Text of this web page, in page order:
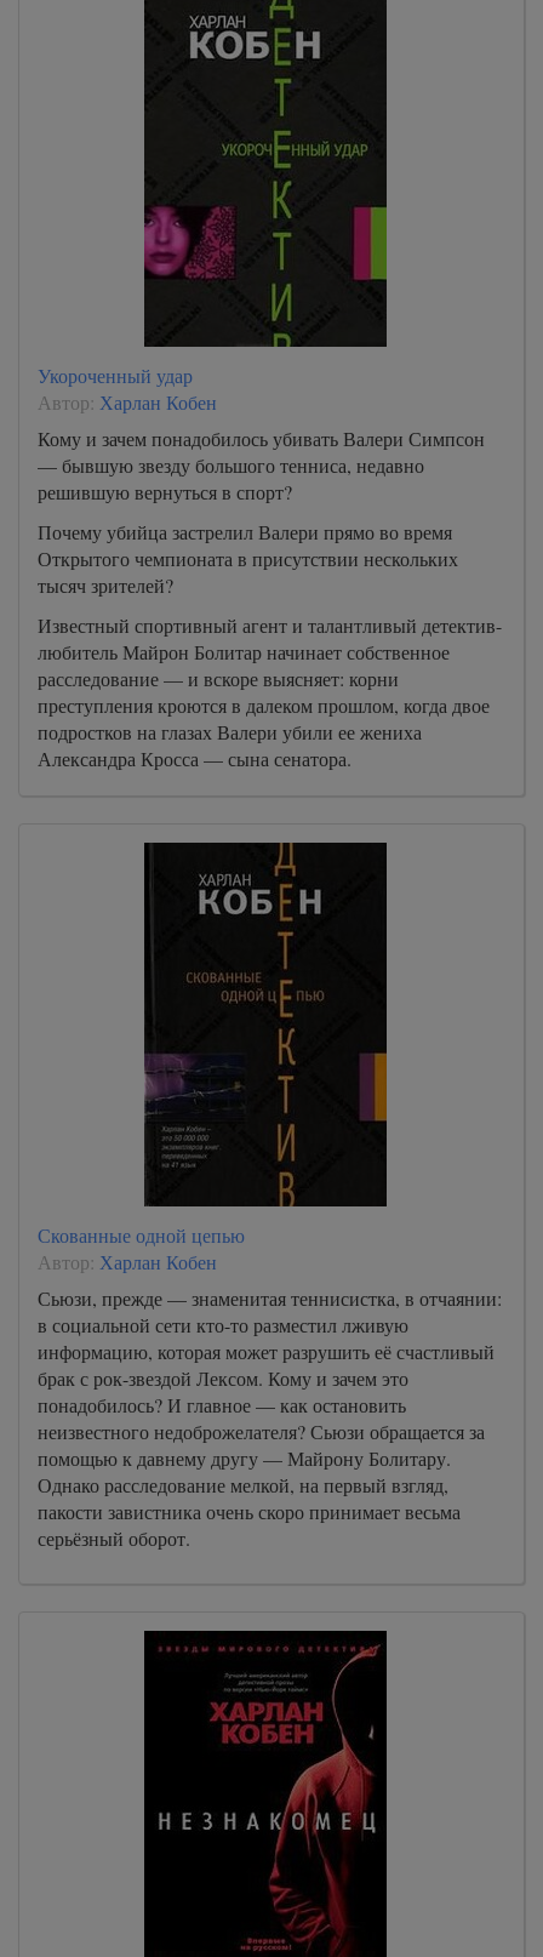
Укороченный удар
Автор: Харлан Кобен
Кому и зачем понадобилось убивать Валери Симпсон
— бывшую звезду большого тенниса, недавно
решившую вернуться в спорт?
Почему убийца застрелил Валери прямо во время
Открытого чемпионата в присутствии нескольких
тысяч зрителей?
Известный спортивный агент и талантливый детектив-
любитель Майрон Болитар начинает собственное
расследование — и вскоре выясняет: корни
преступления кроются в далеком прошлом, когда двое
подростков на глазах Валери убили ее жениха
Александра Кросса — сына сенатора.
Скованные одной цепью
Автор: Харлан Кобен
Сьюзи, прежде — знаменитая теннисистка, в отчаянии:
в социальной сети кто-то разместил лживую
информацию, которая может разрушить её счастливый
брак с рок-звездой Лексом. Кому и зачем это
понадобилось? И главное — как остановить
неизвестного недоброжелателя? Сьюзи обращается за
помощью к давнему другу — Майрону Болитару.
Однако расследование мелкой, на первый взгляд,
пакости завистника очень скоро принимает весьма
серьёзный оборот.